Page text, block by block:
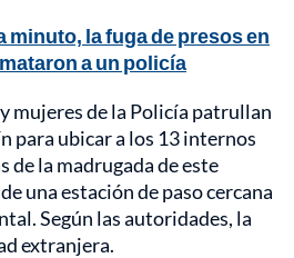
minuto, la fuga de presos en
a un policía
mujeres de la Policía patrullan
para ubicar a los 13 internos
de la madrugada de este
una estación de paso cercana
Según las autoridades, la
extranjera.